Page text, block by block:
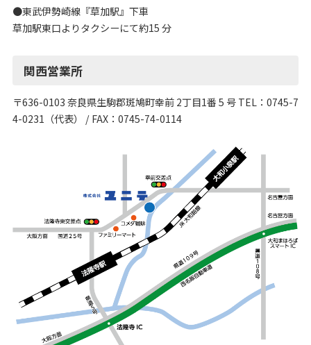
●東武伊勢崎線『草加駅』下車
草加駅東口よりタクシーにて約15 分
関西営業所
〒636-0103 奈良県生駒郡斑鳩町幸前 2丁目1番 5 号 TEL：0745-7
4-0231（代表） / FAX：0745-74-0114